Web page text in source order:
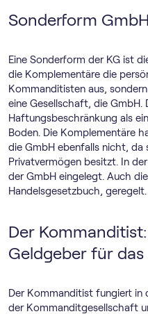
Sonderform
Eine Sonderform der KG ist
die Komplementäre die
Kommanditisten aus,
eine Gesellschaft, die GmbH.
Haftungsbeschränkung als
Boden. Die Komplementäre
die GmbH ebenfalls nicht, da
Privatvermögen besitzt. In
der GmbH eingelegt. Auch
Handelsgesetzbuch, geregelt.
Der
Geldgeber für
Der Kommanditist fungiert in
der Kommanditgesellschaft